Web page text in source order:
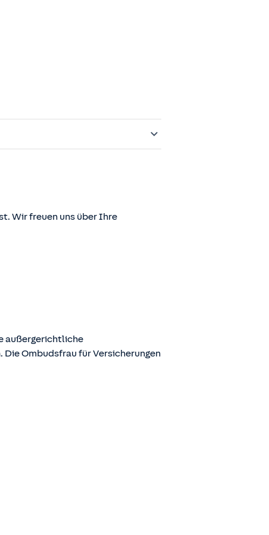
Wir freuen uns über Ihre
außergerichtliche
Ombudsfrau für Versicherungen